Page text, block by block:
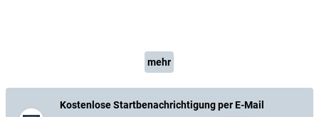
mehr
Kostenlose Startbenachrichtigung per E-Mail